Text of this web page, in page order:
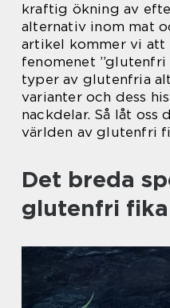
kraftig ökning av
alternativ inom mat
artikel kommer vi
fenomenet ”glutenfri
typer av glutenfria
varianter och dess
nackdelar. Så låt oss
världen av glutenfri
Det breda
glutenfri fika